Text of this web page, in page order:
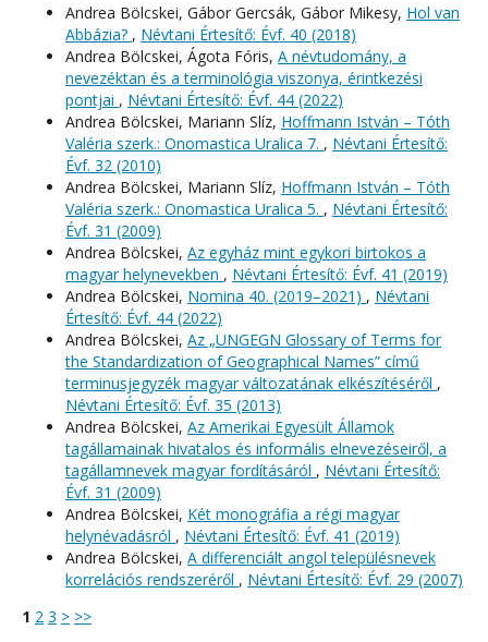
Andrea Bölcskei, Gábor Gercsák, Gábor Mikesy, Hol van
Abbázia? , Névtani Értesítő: Évf. 40 (2018)
Andrea Bölcskei, Ágota Fóris, A névtudomány, a
nevezéktan és a terminológia viszonya, érintkezési
pontjai , Névtani Értesítő: Évf. 44 (2022)
Andrea Bölcskei, Mariann Slíz, Hoffmann István – Tóth
Valéria szerk.: Onomastica Uralica 7. , Névtani Értesítő:
Évf. 32 (2010)
Andrea Bölcskei, Mariann Slíz, Hoffmann István – Tóth
Valéria szerk.: Onomastica Uralica 5. , Névtani Értesítő:
Évf. 31 (2009)
Andrea Bölcskei, Az egyház mint egykori birtokos a
magyar helynevekben , Névtani Értesítő: Évf. 41 (2019)
Andrea Bölcskei, Nomina 40. (2019–2021) , Névtani
Értesítő: Évf. 44 (2022)
Andrea Bölcskei, Az „UNGEGN Glossary of Terms for
the Standardization of Geographical Names” című
terminusjegyzék magyar változatának elkészítéséről ,
Névtani Értesítő: Évf. 35 (2013)
Andrea Bölcskei, Az Amerikai Egyesült Államok
tagállamainak hivatalos és informális elnevezéseiről, a
tagállamnevek magyar fordításáról , Névtani Értesítő:
Évf. 31 (2009)
Andrea Bölcskei, Két monográfia a régi magyar
helynévadásról , Névtani Értesítő: Évf. 41 (2019)
Andrea Bölcskei, A differenciált angol településnevek
korrelációs rendszeréről , Névtani Értesítő: Évf. 29 (2007)
1 2 3 > >>